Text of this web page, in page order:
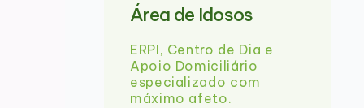
Área de Idosos
ERPI, Centro de Dia e
Apoio Domiciliário
especializado com
máximo afeto.